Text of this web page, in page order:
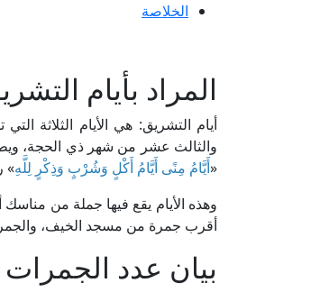
الخلاصة
المراد بأيام
أيام التشريق: هي الأيام الثلاثة
والثالث عشر من شهر ذي الحجة،
«أَيَّامُ مِنًى أَيَّامُ أَكْلٍ وَشُرْبٍ وَذِكْرٍ لِلَّهِ»
وهذه الأيام يقع فيها جملة من
أقرب جمرة من مسجد الخيف،
بيان عدد الجمرات